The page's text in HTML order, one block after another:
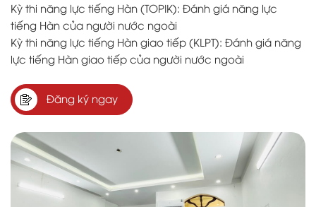
Kỳ thi năng lực tiếng Hàn (TOPIK): Đánh giá năng lực
tiếng Hàn của người nước ngoài
Kỳ thi năng lực tiếng Hàn giao tiếp (KLPT): Đánh giá năng
lực tiếng Hàn giao tiếp của người nước ngoài
Đăng ký ngay